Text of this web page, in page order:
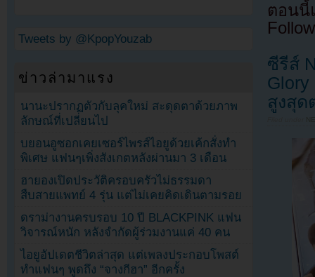
ตอนนี้
ซีรีส์
สูงสุด
Tweets by @KpopYouzab
ข่าวล่ามาแรง
นานะปรากฏตัวกับลุคใหม่ สะดุดตาด้วยภาพ
ลักษณ์ที่เปลี่ยนไป
บยอนอูซอกเคยเซอร์ไพรส์ไอยูด้วยเค้กสั่งทำ
พิเศษ แฟนๆเพิ่งสังเกตหลังผ่านมา 3 เดือน
ฮายองเปิดประวัติครอบครัวไม่ธรรมดา
สืบสายแพทย์ 4 รุ่น แต่ไม่เคยคิดเดินตามรอย
ดราม่างานครบรอบ 10 ปี BLACKPINK แฟน
วิจารณ์หนัก หลังจำกัดผู้ร่วมงานแค่ 40 คน
ไอยูอัปเดตชีวิตล่าสุด แต่เพลงประกอบโพสต์
ทำแฟนๆ พูดถึง “จางกีฮา” อีกครั้ง